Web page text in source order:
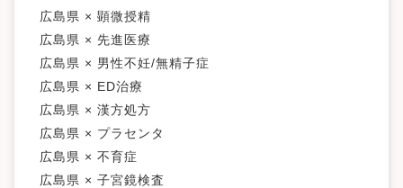
広島県 × 顕微授精
広島県 × 先進医療
広島県 × 男性不妊/無精子症
広島県 × ED治療
広島県 × 漢方処方
広島県 × プラセンタ
広島県 × 不育症
広島県 × 子宮鏡検査